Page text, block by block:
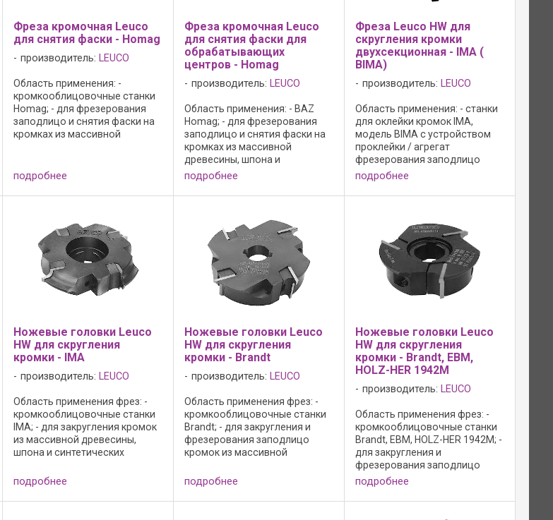
Фреза кромочная Leuco
для снятия фаски - Homag
производитель: LEUCO
Область применения: -
кромкооблицовочные станки
Homag; - для фрезерования
заподлицо и снятия фаски на
кромках из массивной
Исполнение: - резцы без
осевого угла; - режущий
материал: HW HL Board 05; - n
подробнее
Фреза кромочная Leuco
для снятия фаски для
обрабатывающих
центров - Homag
производитель: LEUCO
Область применения: - BAZ
Homag; - для фрезерования
заподлицо и снятия фаски на
кромках из массивной
древесины, шпона и
синтетических материалов;
Исполнение: - резцы без
осевого угла; - режущий
max = 18 000 ...
подробнее
Фреза Leuco HW для
скругления кромки
двухсекционная - IMA (
BIMA)
производитель: LEUCO
Область применения: - станки
для оклейки кромок IMA,
модель BIMA с устройством
проклейки / агрегат
фрезерования заподлицо
6135; - для закругления и
фрезерования заподлицо
кромок из массивной
синтетических материалов;
исполнение ...
подробнее
Ножевые головки Leuco
HW для скругления
кромки - IMA
производитель: LEUCO
Область применения фрез: -
кромкооблицовочные станки
IMA; - для закругления кромок
из массивной древесины,
шпона и синтетических
базовый корпус ножевых
головок для R=2-5 ...
подробнее
Ножевые головки Leuco
HW для скругления
кромки - Brandt
производитель: LEUCO
Область применения фрез: -
кромкооблицовочные станки
Brandt; - для закругления и
фрезерования заподлицо
кромок из массивной
синтетических материалов; -
оптимальное качество реза в
массивной древесине
подробнее
Ножевые головки Leuco
HW для скругления
кромки - Brandt, EBM,
HOLZ-HER 1942M
производитель: LEUCO
Область применения фрез: -
кромкооблицовочные станки
Brandt, EBM, HOLZ-HER 1942M; -
для закругления и
фрезерования заподлицо
кромок из массивной
древесины, шпона и
синтетических материалов;
подробнее